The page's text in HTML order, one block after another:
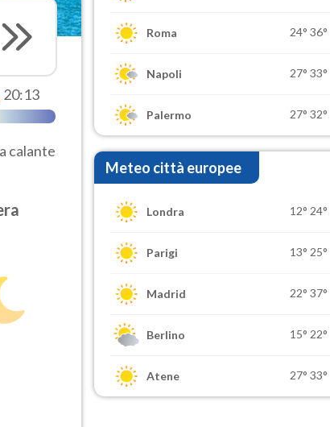
20:13
calante
Roma 24° 36°
Napoli 27° 33°
Palermo 27° 32°
Meteo città europee
Londra 12° 24°
Parigi 13° 25°
Madrid 22° 37°
Berlino 15° 22°
Atene 27° 33°